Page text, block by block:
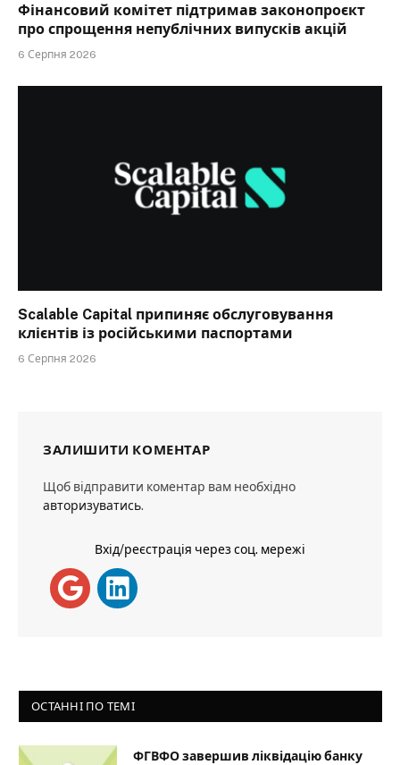
Фінансовий комітет підтримав законопроєкт
про спрощення непублічних випусків акцій
6 Серпня 2026
Scalable Capital припиняє обслуговування
клієнтів із російськими паспортами
6 Серпня 2026
ЗАЛИШИТИ КОМЕНТАР
Щоб відправити коментар вам необхідно
авторизуватись.
Вхід/реєстрація через соц. мережі
ОСТАННІ ПО ТЕМІ
ФГВФО завершив ліквідацію банку